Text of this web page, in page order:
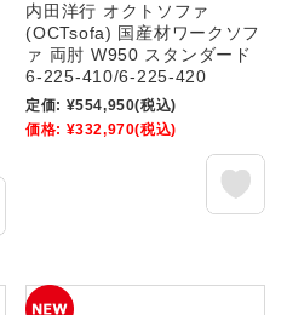
内田洋行 オクトソファ
(OCTsofa) 国産材ワークソフ
ァ 両肘 W950 スタンダード
6-225-410/6-225-420
定価: ¥554,950(税込)
価格: ¥332,970(税込)